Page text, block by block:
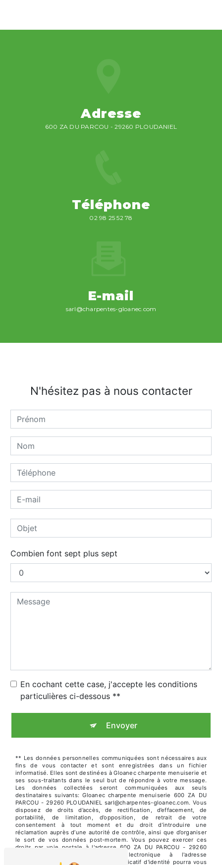
Adresse
600 ZA DU PARCOU - 29260 PLOUDANIEL
Téléphone
02 98 25 52 78
E-mail
sarl@charpentes-gloanec.com
N'hésitez pas à nous contacter
Combien font sept plus sept
En cochant cette case, j'accepte les conditions
particulières ci-dessous **
Envoyer
** Les données personnelles communiquées sont nécessaires aux
fins de vous contacter et sont enregistrées dans un fichier
informatisé. Elles sont destinées à Gloanec charpente menuiserie et
ses sous-traitants dans le seul but de répondre à votre message.
Les données collectées seront communiquées aux seuls
destinataires suivants: Gloanec charpente menuiserie 600 ZA DU
PARCOU - 29260 PLOUDANIEL sarl@charpentes-gloanec.com. Vous
disposez de droits d’accès, de rectification, d’effacement, de
portabilité, de limitation, d’opposition, de retrait de votre
consentement à tout moment et du droit d’introduire une
réclamation auprès d’une autorité de contrôle, ainsi que d’organiser
le sort de vos données post-mortem. Vous pouvez exercer ces
droits par voie postale à l'adresse 600 ZA DU PARCOU - 29260
PLOUDANIEL ou par courrier électronique à l'adresse
sarl@charpentes-gloanec.com. Un justificatif d'identité pourra vous